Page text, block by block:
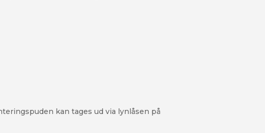
kan tages ud via lynlåsen på